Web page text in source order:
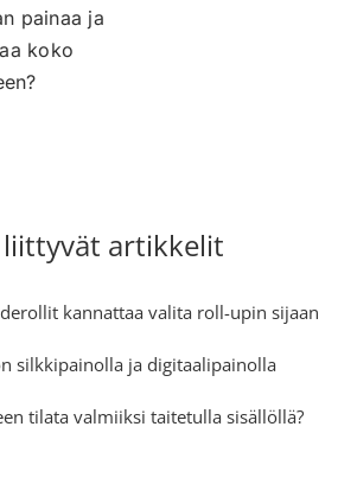
painaa ja
koko
liittyvät artikkelit
kannattaa valita roll-upin sijaan
silkkipainolla ja digitaalipainolla
tilata valmiiksi taitetulla sisällöllä?